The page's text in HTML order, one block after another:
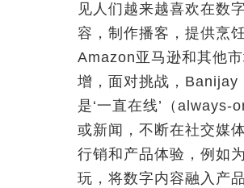
见人们越来越喜欢在数
容，制作播客，提供烹
Amazon亚马逊和其他
增，面对挑战，
是‘一直在线’（
或新闻，不断在社交媒
行销和产品体验，例如
玩，将数字内容融入产